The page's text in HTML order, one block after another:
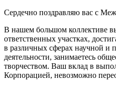
Сердечно поздравляю вас с
В нашем большом коллективе
ответственных участках,
в различных сферах научной и
деятельности, занимаетесь
творчеством. Ваш вклад в
Корпорацией, невозможно